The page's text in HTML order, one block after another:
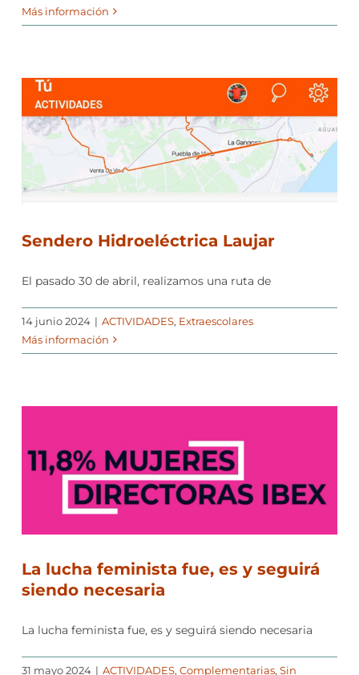
Más información
Sendero Hidroeléctrica Laujar
El pasado 30 de abril, realizamos una ruta de
14 junio 2024 | ACTIVIDADES, Extraescolares
Más información
La lucha feminista fue, es y seguirá
siendo necesaria
La lucha feminista fue, es y seguirá siendo necesaria
31 mayo 2024 | ACTIVIDADES, Complementarias, Sin